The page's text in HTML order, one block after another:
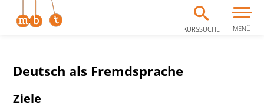
KURSSUCHE MENÜ
Deutsch als Fremdsprache
Ziele